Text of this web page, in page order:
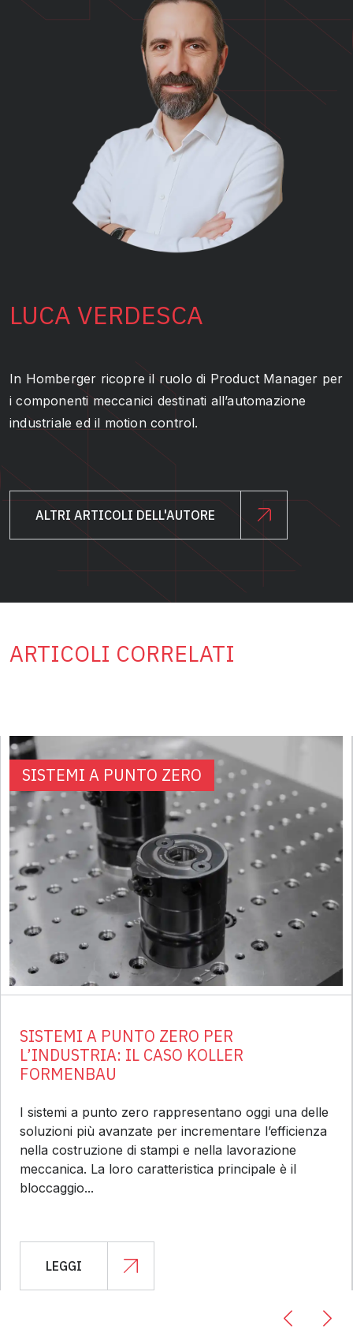
LUCA VERDESCA
In Homberger ricopre il ruolo di Product Manager per
i componenti meccanici destinati all’automazione
industriale ed il motion control.
ALTRI ARTICOLI DELL'AUTORE
ARTICOLI CORRELATI
SISTEMI A PUNTO ZERO
SISTEMI A PUNTO ZERO PER
L’INDUSTRIA: IL CASO KOLLER
FORMENBAU
I sistemi a punto zero rappresentano oggi una delle
soluzioni più avanzate per incrementare l’efficienza
nella costruzione di stampi e nella lavorazione
meccanica. La loro caratteristica principale è il
bloccaggio...
LEGGI